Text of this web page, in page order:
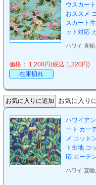
ウスカー
おススメ
スカート
ット対応
ハワイ 直
価格： 1,200円(税込 1,320円)
在庫切れ
お気に入り
ハワイア
ート カー
メ コット
ト生地 コ
応 カーテ
ハワイ 直